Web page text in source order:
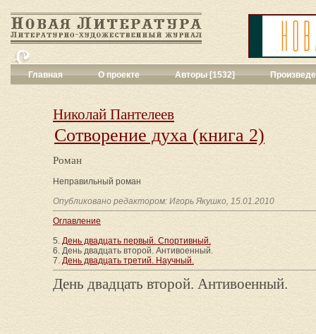
Главная О проекте Авторы [1532]
Переводы
Все жанры
Николай Пантелеев
Сотворение духа (книга 2)
Роман
Неправильный роман
Опубликовано редактором: Игорь Якушко, 15.01.2010
Оглавление
5. День двадцать первый. Спортивный.
6. День двадцать второй. Антивоенный.
7. День двадцать третий. Научный.
День двадцать второй. Антивоенный.